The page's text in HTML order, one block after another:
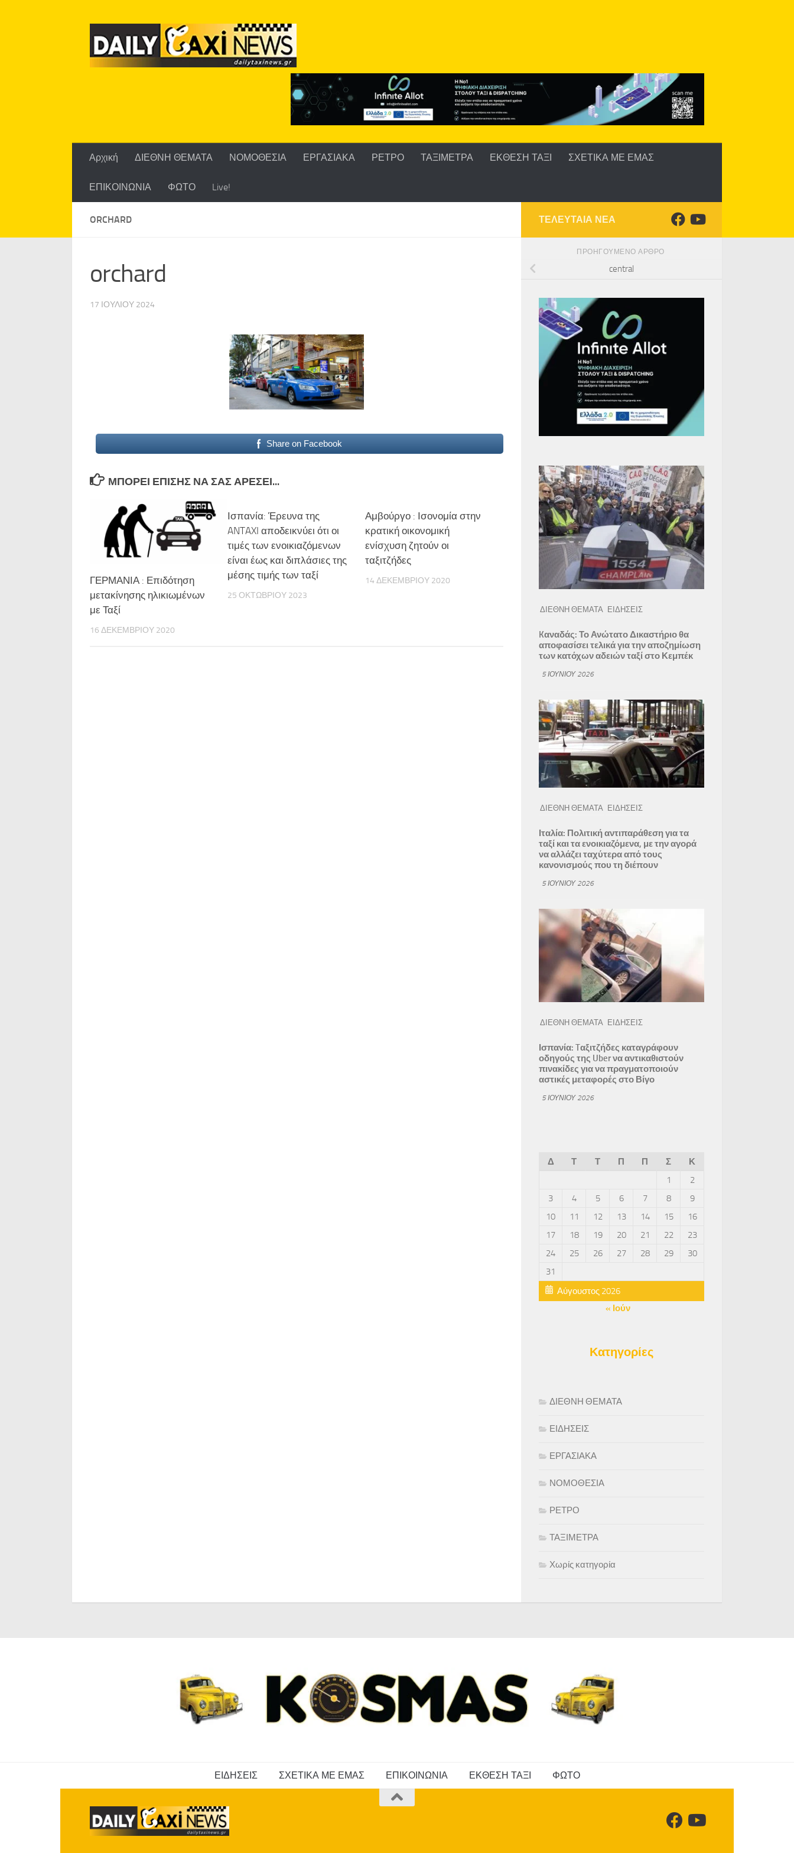
Αρχική ΔΙΕΘΝΗ ΘΕΜΑΤΑ ΝΟΜΟΘΕΣΙΑ ΕΡΓΑΣΙΑΚΑ ΡΕΤΡΟ ΤΑΞΙΜΕΤΡΑ ΕΚΘΕΣΗ ΤΑΞΙ ΣΧΕΤΙΚΑ ΜΕ ΕΜΑΣ
ΕΠΙΚΟΙΝΩΝΙΑ ΦΩΤΟ Live!
ORCHARD
orchard
17 ΙΟΥΛΊΟΥ 2024
Share on Facebook
ΜΠΟΡΕΊ ΕΠΊΣΗΣ ΝΑ ΣΑΣ ΑΡΈΣΕΙ...
ΓΕΡΜΑΝΙΑ : Επιδότηση
μετακίνησης ηλικιωμένων
με Ταξί
16 ΔΕΚΕΜΒΡΊΟΥ 2020
Ισπανία: Έρευνα της
ANTAXI αποδεικνύει ότι οι
τιμές των ενοικιαζόμενων
είναι έως και διπλάσιες της
μέσης τιμής των ταξί
25 ΟΚΤΩΒΡΊΟΥ 2023
Αμβούργο : Ισονομία στην
κρατική οικονομική
ενίσχυση ζητούν οι
ταξιτζήδες
14 ΔΕΚΕΜΒΡΊΟΥ 2020
ΤΕΛΕΥΤΑΙΑ ΝΕΑ
ΠΡΟΗΓΟΎΜΕΝΟ ΆΡΘΡΟ
central
ΔΙΕΘΝΗ ΘΕΜΑΤΑ ΕΙΔΗΣΕΙΣ
Kαναδάς: Το Ανώτατο Δικαστήριο θα
αποφασίσει τελικά για την αποζημίωση
των κατόχων αδειών ταξί στο Κεμπέκ
5 ΙΟΥΝΊΟΥ 2026
ΔΙΕΘΝΗ ΘΕΜΑΤΑ ΕΙΔΗΣΕΙΣ
Ιταλία: Πολιτική αντιπαράθεση για τα
ταξί και τα ενοικιαζόμενα, με την αγορά
να αλλάζει ταχύτερα από τους
κανονισμούς που τη διέπουν
5 ΙΟΥΝΊΟΥ 2026
ΔΙΕΘΝΗ ΘΕΜΑΤΑ ΕΙΔΗΣΕΙΣ
Ισπανία: Tαξιτζήδες καταγράφουν
οδηγούς της Uber να αντικαθιστούν
πινακίδες για να πραγματοποιούν
αστικές μεταφορές στο Βίγο
5 ΙΟΥΝΊΟΥ 2026
Αύγουστος 2026
Δ Τ Τ Π Π Σ
Κ
1
2
3
4 5 6 7 8
9
10
11 12 13 14 15
16
17
18 19 20 21 22
23
24
25 26 27 28 29
30
31
« Ιούν
Κατηγορίες
ΔΙΕΘΝΗ ΘΕΜΑΤΑ
ΕΙΔΗΣΕΙΣ
ΕΡΓΑΣΙΑΚΑ
ΝΟΜΟΘΕΣΙΑ
ΡΕΤΡΟ
ΤΑΞΙΜΕΤΡΑ
Χωρίς κατηγορία
ΕΙΔΗΣΕΙΣ ΣΧΕΤΙΚΑ ΜΕ ΕΜΑΣ ΕΠΙΚΟΙΝΩΝΙΑ ΕΚΘΕΣΗ ΤΑΞΙ ΦΩΤΟ